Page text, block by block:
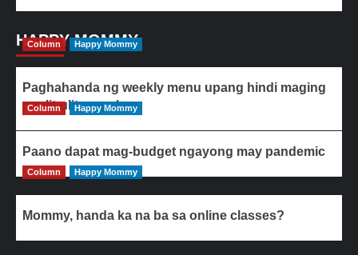
HAPPY MOMMY
Column Happy Mommy
Paghahanda ng weekly menu upang hindi maging
paulit-ulit ang ulam
Column Happy Mommy
Paano dapat mag-budget ngayong may pandemic
Column Happy Mommy
Mommy, handa ka na ba sa online classes?